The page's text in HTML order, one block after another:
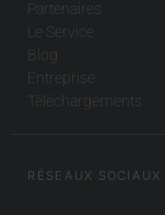
Partenaires
Le Service
Blog
Entreprise
Téléchargements
RÉSEAUX SOCIAUX